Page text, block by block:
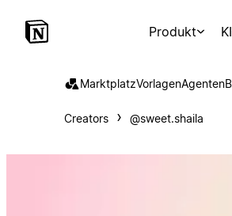
Produkt KI
MarktplatzVorlagenAgenten
Creators @sweet.shaila